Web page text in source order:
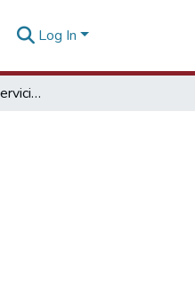
Log In
Guía de mercado de servicios en México 2013